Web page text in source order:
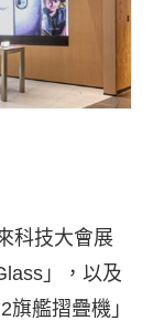
科技大會展
」，以及
艦摺疊機」